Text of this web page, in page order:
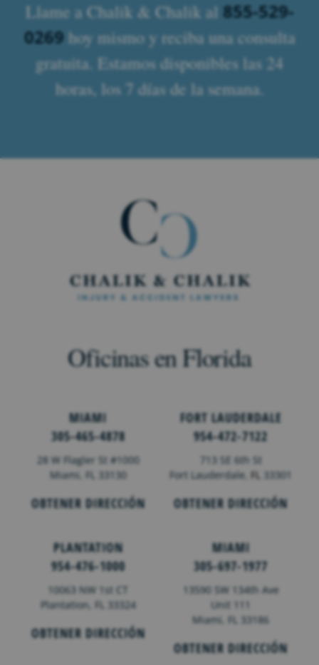
Llame a Chalik & Chalik al 855-529-
0269hoy mismo y reciba una consulta
gratuita. Estamos disponibles las 24
horas, los 7 días de la semana.
Oficinas en Florida
MIAMI
305-465-4878
28 W Flagler St #1000
Miami, FL 33130
OBTENER DIRECCIÓN
FORT LAUDERDALE
954-472-7122
713 SE 6th St
Fort Lauderdale,FL 33301
OBTENER DIRECCIÓN
PLANTATION
954-476-1000
10063 NW 1st CT
Plantation, FL 33324
OBTENER DIRECCIÓN
MIAMI
305-697-1977
13590 SW 134th Ave
Unit 111
Miami, FL 33186
OBTENER DIRECCIÓN